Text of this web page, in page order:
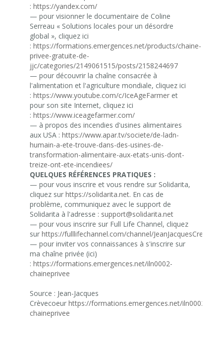
: https://yandex.com/
— pour visionner le documentaire de Coline
Serreau « Solutions locales pour un désordre
global », cliquez ici
: https://formations.emergences.net/products/chaine-
privee-gratuite-de-
jjc/categories/2149061515/posts/2158244697
— pour découvrir la chaîne consacrée à
l'alimentation et l'agriculture mondiale, cliquez ici
: https://www.youtube.com/c/IceAgeFarmer et
pour son site Internet, cliquez ici
: https://www.iceagefarmer.com/
— à propos des incendies d'usines alimentaires
aux USA : https://www.apar.tv/societe/de-ladn-
humain-a-ete-trouve-dans-des-usines-de-
transformation-alimentaire-aux-etats-unis-dont-
treize-ont-ete-incendiees/
QUELQUES RÉFÉRENCES PRATIQUES :
— pour vous inscrire et vous rendre sur Solidarita,
cliquez sur https://solidarita.net. En cas de
problème, communiquez avec le support de
Solidarita à l'adresse : support@solidarita.net
— pour vous inscrire sur Full Life Channel, cliquez
sur https://fulllifechannel.com/channel/
— pour inviter vos connaissances à s'inscrire sur
ma chaîne privée (ici)
: https://formations.emergences.net/iln0002-
chaineprivee
Source : Jean-Jacques
Crèvecoeur https://formations.emergences.net/iln0002-
chaineprivee